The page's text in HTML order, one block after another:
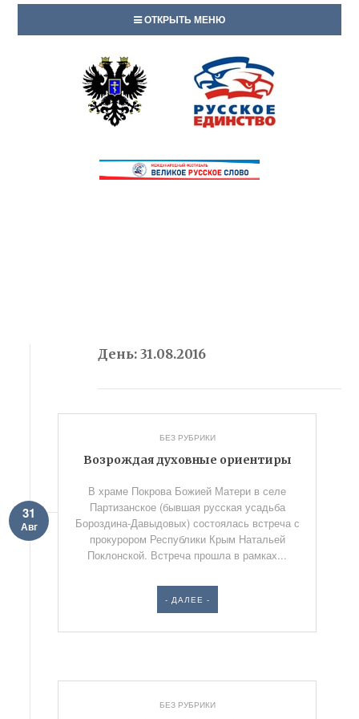
ОТКРЫТЬ МЕНЮ
День:31.08.2016
БЕЗ РУБРИКИ
Возрождая духовные ориентиры
31
Авг
В храме Покрова Божией Матери в селе
Партизанское (бывшая русская усадьба
Бороздина-Давыдовых) состоялась встреча с
прокурором Республики Крым Натальей
Поклонской. Встреча прошла в рамках...
- ДАЛЕЕ -
БЕЗ РУБРИКИ